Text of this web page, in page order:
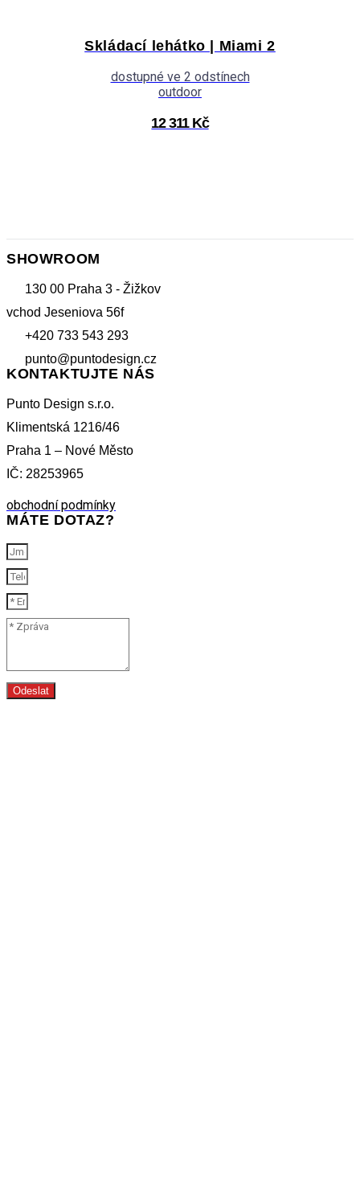
Skládací lehátko | Miami 2
dostupné ve 2 odstínech
outdoor
12 311 Kč
SHOWROOM
130 00 Praha 3 - Žižkov
vchod Jeseniova 56f
+420 733 543 293
punto@puntodesign.cz
KONTAKTUJTE NÁS
Punto Design s.r.o.
Klimentská 1216/46
Praha 1 – Nové Město
IČ: 28253965
obchodní podmínky
MÁTE DOTAZ?
Odeslat